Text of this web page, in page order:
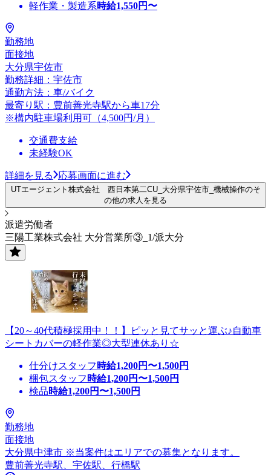
軽作業・製造系時給1,550円〜
勤務地
面接地
大分県宇佐市
勤務詳細：宇佐市
通勤方法：車/バイク
最寄り駅：豊前善光寺駅から車17分
※構内駐車場利用可（4,500円/月）
交通費支給
未経験OK
詳細を見る 応募画面に進む
UTエージェント株式会社 西日本第二CU_大分県宇佐市_機械操作のそ
の他の求人を見る
派遣労働者
三陽工業株式会社 大分営業所③_1/派大分
【20～40代積極採用中！！】ピッと見てサッと運ぶ♪自動車
シートカバーの軽作業◎大型連休あり☆
仕分けスタッフ 時給1,200円〜1,500円
梱包スタッフ 時給1,200円〜1,500円
検品時給1,200円〜1,500円
勤務地
面接地
大分県中津市 ※当案件はエリアでの募集となります。
豊前善光寺駅、宇佐駅、行橋駅